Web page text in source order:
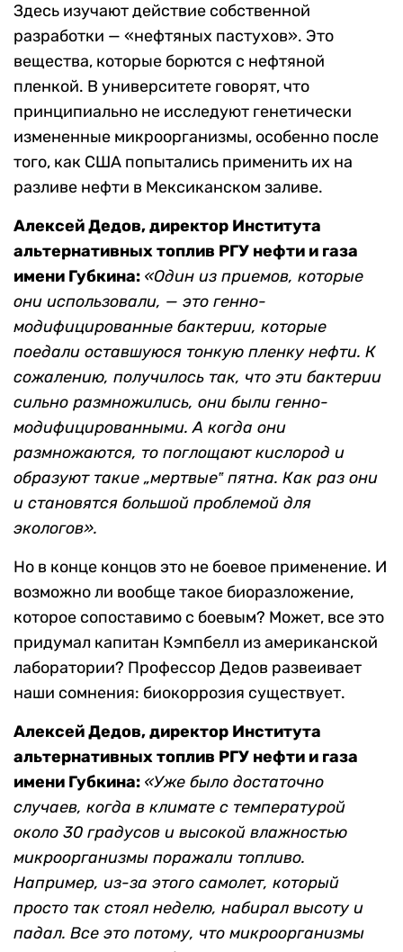
Здесь изучают действие собственной
разработки — «нефтяных пастухов». Это
вещества, которые борются с нефтяной
пленкой. В университете говорят, что
принципиально не исследуют генетически
измененные микроорганизмы, особенно после
того, как США попытались применить их на
разливе нефти в Мексиканском заливе.
Алексей Дедов, директор Института
альтернативных топлив РГУ нефти и газа
имени Губкина: «Один из приемов, которые
они использовали, — это генно-
модифицированные бактерии, которые
поедали оставшуюся тонкую пленку нефти. К
сожалению, получилось так, что эти бактерии
сильно размножились, они были генно-
модифицированными. А когда они
размножаются, то поглощают кислород и
образуют такие „мертвые‟пятна. Как раз они
и становятся большой проблемой для
экологов».
Но в конце концов это не боевое применение. И
возможно ли вообще такое биоразложение,
которое сопоставимо с боевым? Может, все это
придумал капитан Кэмпбелл из американской
лаборатории? Профессор Дедов развеивает
наши сомнения: биокоррозия существует.
Алексей Дедов, директор Института
альтернативных топлив РГУ нефти и газа
имени Губкина: «Уже было достаточно
случаев, когда в климате с температурой
около 30 градусов и высокой влажностью
микроорганизмы поражали топливо.
Например, из-за этого самолет, который
просто так стоял неделю, набирал высоту и
падал. Все это потому, что микроорганизмы